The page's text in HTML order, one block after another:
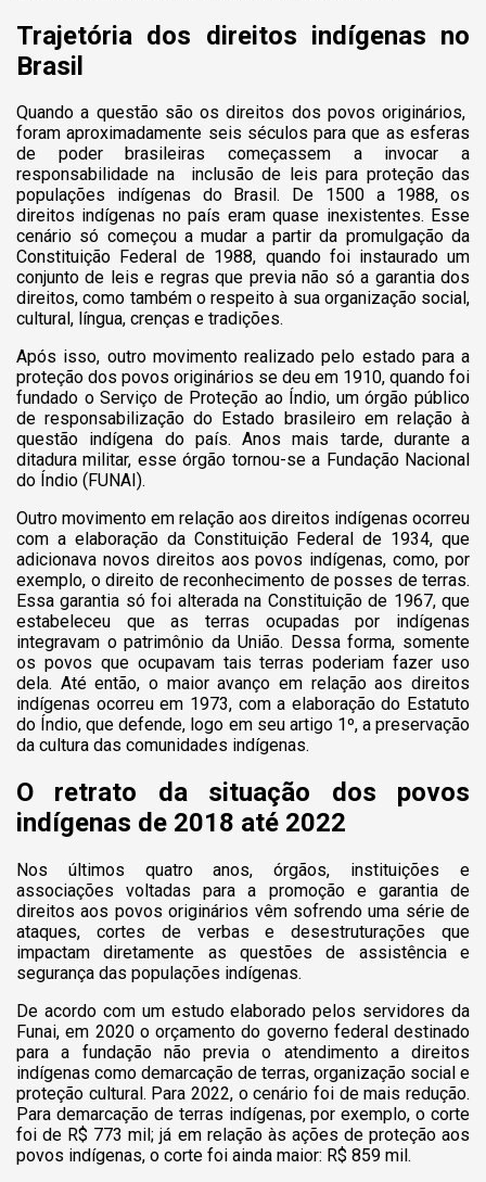
Trajetória dos direitos indígenas no
Brasil
Quando a questão são os direitos dos povos originários,
foram aproximadamente seis séculos para que as esferas
de poder brasileiras começassem a invocar a
responsabilidade na inclusão de leis para proteção das
populações indígenas do Brasil. De 1500 a 1988, os
direitos indígenas no país eram quase inexistentes. Esse
cenário só começou a mudar a partir da promulgação da
Constituição Federal de 1988, quando foi instaurado um
conjunto de leis e regras que previa não só a garantia dos
direitos, como também o respeito à sua organização social,
cultural, língua, crenças e tradições.
Após isso, outro movimento realizado pelo estado para a
proteção dos povos originários se deu em 1910, quando foi
fundado o Serviço de Proteção ao Índio, um órgão público
de responsabilização do Estado brasileiro em relação à
questão indígena do país. Anos mais tarde, durante a
ditadura militar, esse órgão tornou-se a Fundação Nacional
do Índio (FUNAI).
Outro movimento em relação aos direitos indígenas ocorreu
com a elaboração da Constituição Federal de 1934, que
adicionava novos direitos aos povos indígenas, como, por
exemplo, o direito de reconhecimento de posses de terras.
Essa garantia só foi alterada na Constituição de 1967, que
estabeleceu que as terras ocupadas por indígenas
integravam o patrimônio da União. Dessa forma, somente
os povos que ocupavam tais terras poderiam fazer uso
dela. Até então, o maior avanço em relação aos direitos
indígenas ocorreu em 1973, com a elaboração do Estatuto
do Índio, que defende, logo em seu artigo 1º, a preservação
da cultura das comunidades indígenas.
O retrato da situação dos povos
indígenas de 2018 até 2022
Nos últimos quatro anos, órgãos, instituições e
associações voltadas para a promoção e garantia de
direitos aos povos originários vêm sofrendo uma série de
ataques, cortes de verbas e desestruturações que
impactam diretamente as questões de assistência e
segurança das populações indígenas.
De acordo com um estudo elaborado pelos servidores da
Funai, em 2020 o orçamento do governo federal destinado
para a fundação não previa o atendimento a direitos
indígenas como demarcação de terras, organização social e
proteção cultural. Para 2022, o cenário foi de mais redução.
Para demarcação de terras indígenas, por exemplo, o corte
foi de R$ 773 mil; já em relação às ações de proteção aos
povos indígenas, o corte foi ainda maior: R$ 859 mil.